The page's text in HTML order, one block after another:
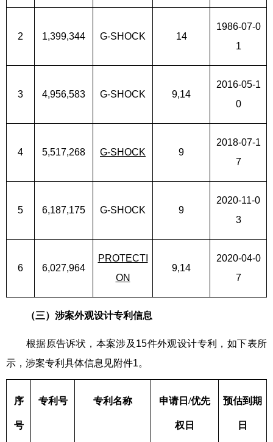
2 1,399,344 G-SHOCK 14
1986-07-0
1
3 4,956,583 G-SHOCK 9,14
2016-05-1
0
4 5,517,268 G-SHOCK 9
2018-07-1
7
5 6,187,175 G-SHOCK 9
2020-11-0
3
6 6,027,964
PROTECTI
ON
9,14
2020-04-0
7
（三） 涉案外观设计专利信息
根据原告诉状，本案涉及15件外观设计专利，如下表所
示，涉案专利具体信息见附件1。
序
号
专利号 专利名称 申请日/优先
权日
预估到期
日